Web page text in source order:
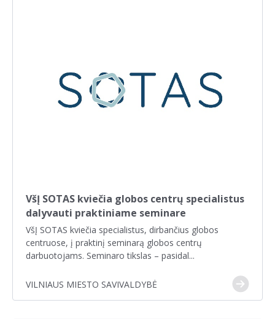
VšĮ SOTAS kviečia globos centrų specialistus
dalyvauti praktiniame seminare
VšĮ SOTAS kviečia specialistus, dirbančius globos
centruose, į praktinį seminarą globos centrų
darbuotojams. Seminaro tikslas – pasidal...
VILNIAUS MIESTO SAVIVALDYBĖ